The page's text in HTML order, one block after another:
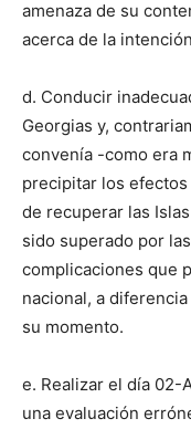
amenaza de su
acerca de la
d. Conducir
Georgias y,
convenía -como era
precipitar los
de recuperar las
sido superado por
complicaciones que
nacional, a
su momento.
e. Realizar el día 02-
una evaluación